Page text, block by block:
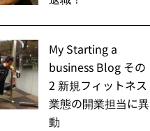
My Starting a
business Blog その
2 新規フィットネス
業態の開業担当に異
動